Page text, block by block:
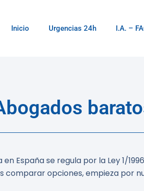
Inicio Urgencias 24h I.A. –
España se regula por la Ley 1/
comparar opciones, empieza por